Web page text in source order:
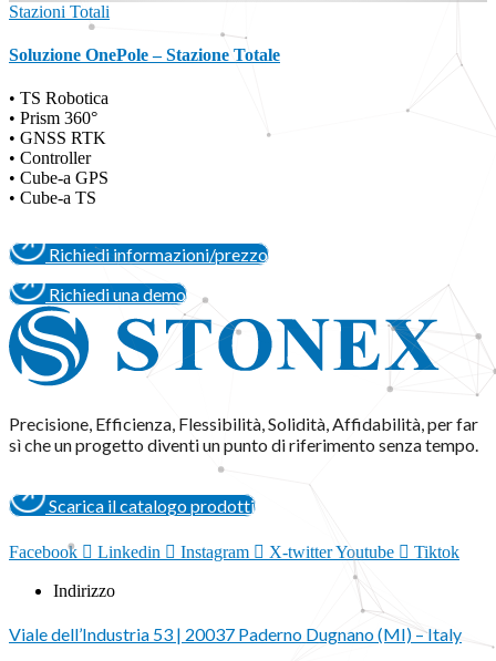
Stazioni Totali
Soluzione OnePole – Stazione Totale
• TS Robotica
• Prism 360°
• GNSS RTK
• Controller
• Cube-a GPS
• Cube-a TS
Richiedi informazioni/prezzo
Richiedi una demo
Precisione, Efficienza, Flessibilità, Solidità, Affidabilità, per far
sì che un progetto diventi un punto di riferimento senza tempo.
Scarica il catalogo prodotti
Facebook Linkedin Instagram X-twitterYoutube Tiktok
Indirizzo
Viale dell’Industria 53 | 20037 Paderno Dugnano (MI) – Italy